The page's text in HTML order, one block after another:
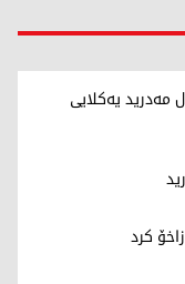
یەکلایی
کرد